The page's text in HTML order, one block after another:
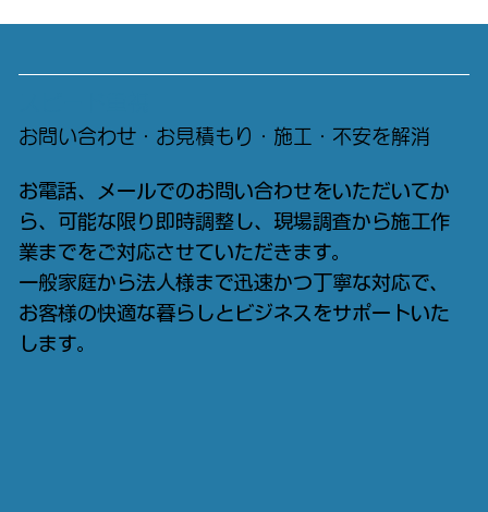
お問い合わせ・お見積もり・施工・不安を解消
お電話、メールでのお問い合わせをいただいてか
ら、可能な限り即時調整し、現場調査から施工作
業までをご対応させていただきます。
一般家庭から法人様まで迅速かつ丁寧な対応で、
お客様の快適な暮らしとビジネスをサポートいた
します。